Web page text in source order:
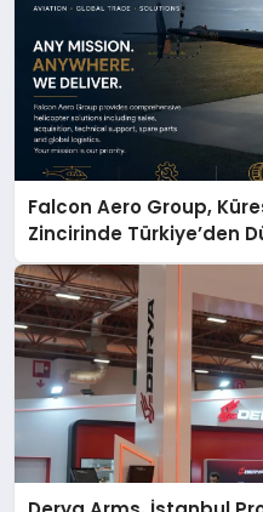
Falcon Aero Group,
Zincirinde Türkiye’den